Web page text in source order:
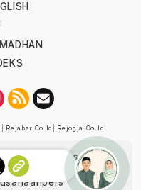
Rejabar.co.id Rejogja.co.id
Dewan Pers
K/XII/2022